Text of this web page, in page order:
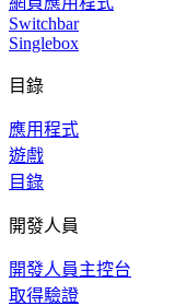
Switchbar
Singlebox
目錄
應用程式
遊戲
目錄
開發人員
開發人員主控台
取得驗證